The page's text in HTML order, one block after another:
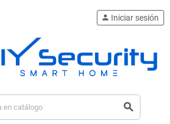
search
person Iniciar sesión